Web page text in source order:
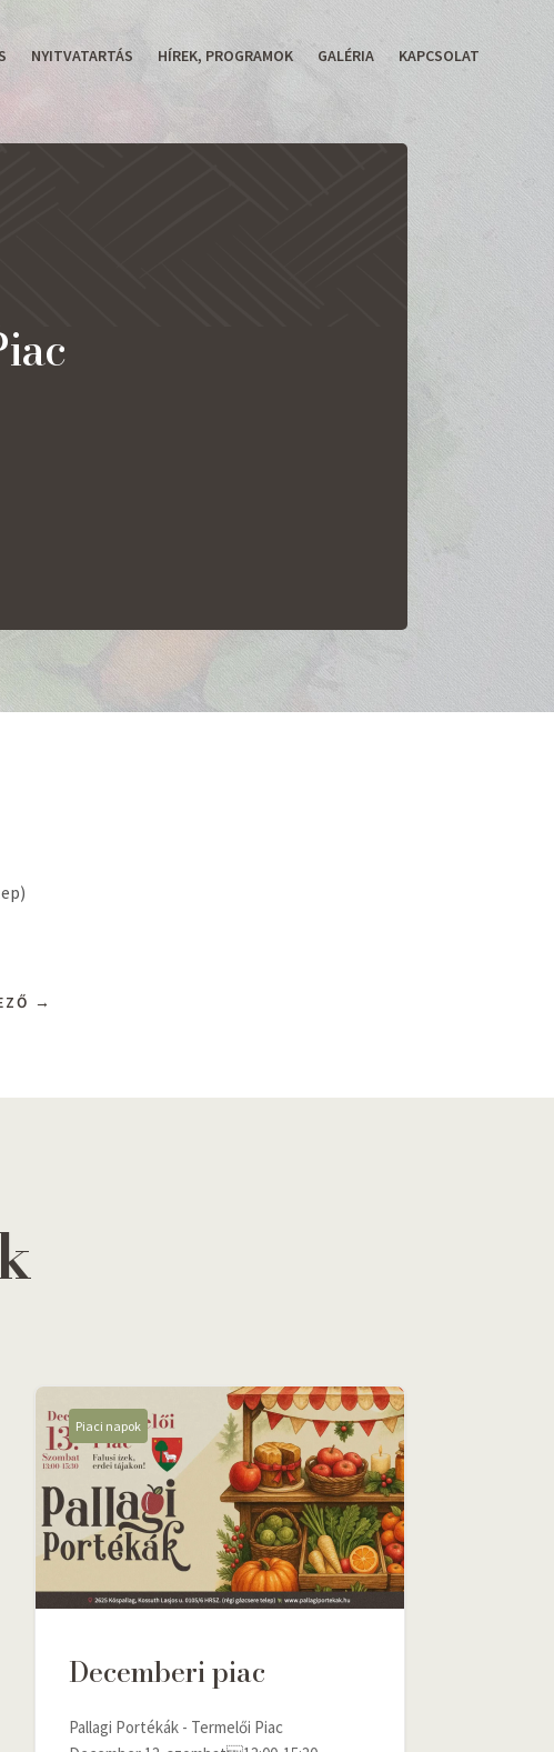
NYITVATARTÁS HÍREK, PROGRAMOK GALÉRIA KAPCSOLAT
→
Piaci napok
Decemberi piac
Pallagi Portékák - Termelői Piac